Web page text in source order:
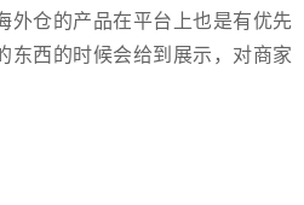
外仓的产品在平台上也是有优先
东西的时候会给到展示，对商家